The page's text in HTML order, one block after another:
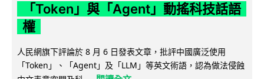
「Token」與「Agent」動搖科技話語
權
人民網旗下評論於 8 月 6 日發表文章，批評中國廣泛使用
「Token」、「Agent」及「LLM」等英文術語，認為做法侵蝕